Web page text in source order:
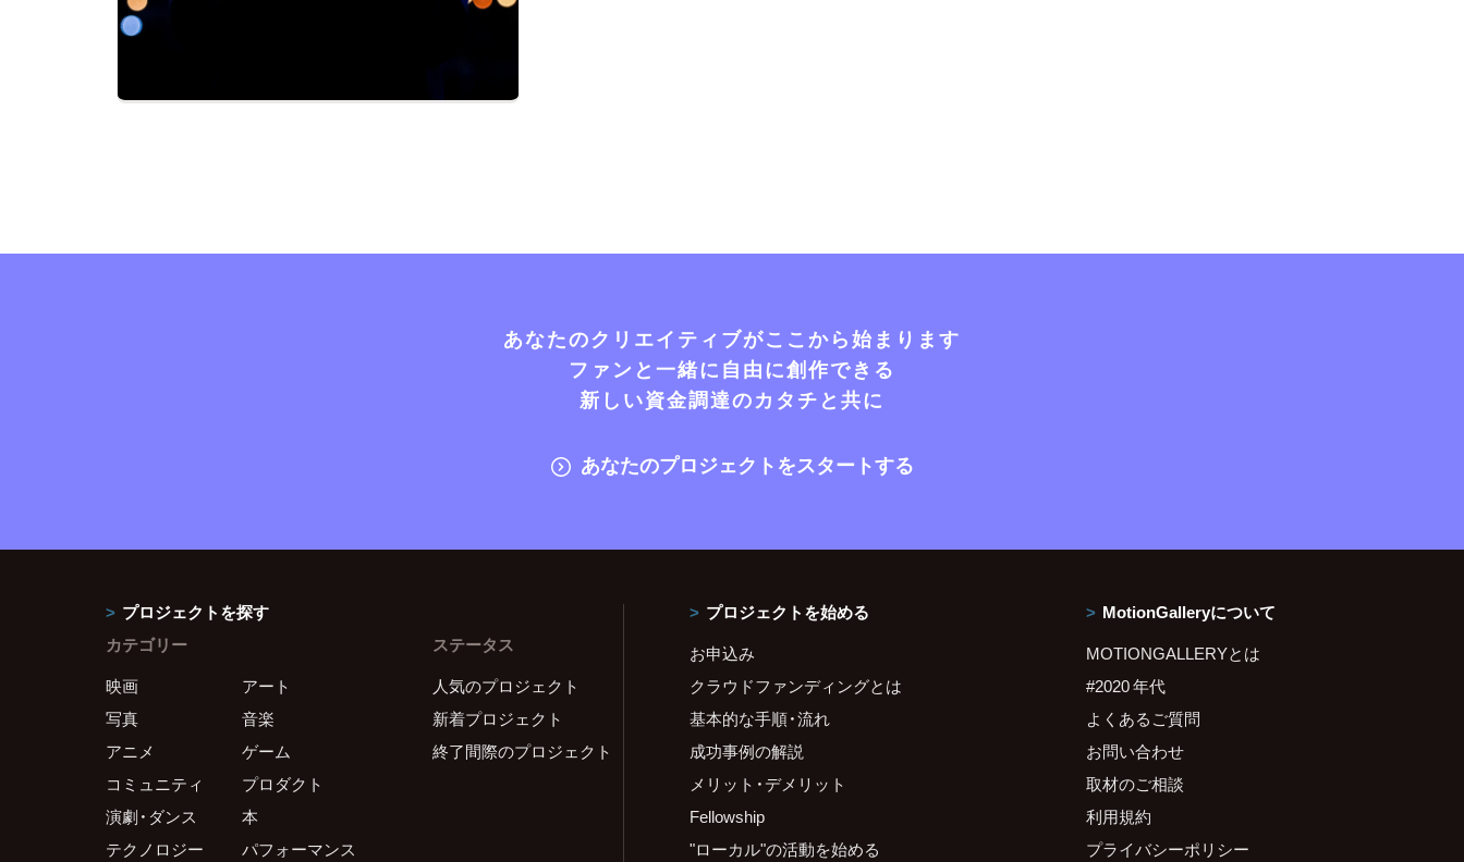
あなたのクリエイティブがここから始まります
ファンと一緒に自由に創作できる
新しい資金調達のカタチと共に
あなたのプロジェクトをスタートする
プロジェクトを探す
カテゴリー
映画
アート
写真
音楽
アニメ
ゲーム
コミュニティ
プロダクト
演劇・ダンス
本
テクノロジー
パフォーマンス
ステータス
人気のプロジェクト
新着プロジェクト
終了間際のプロジェクト
プロジェクトを始める
お申込み
クラウドファンディングとは
基本的な手順・流れ
成功事例の解説
メリット・デメリット
Fellowship
"ローカル"の活動を始める
MotionGalleryについて
MOTIONGALLERYとは
#2020 年代
よくあるご質問
お問い合わせ
取材のご相談
利用規約
プライバシーポリシー